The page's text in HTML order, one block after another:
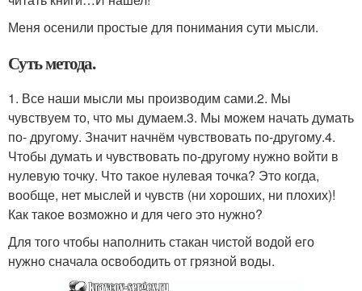
Меня осенили простые для понимания сути мысли.
Суть метода.
1. Все наши мысли мы производим сами.2. Мы
чувствуем то, что мы думаем.3. Мы можем начать думать
по- другому. Значит начнём чувствовать по-другому.4.
Чтобы думать и чувствовать по-другому нужно войти в
нулевую точку. Что такое нулевая точка? Это когда,
вообще, нет мыслей и чувств (ни хороших, ни плохих)!
Как такое возможно и для чего это нужно?
Для того чтобы наполнить стакан чистой водой его
нужно сначала освободить от грязной воды.